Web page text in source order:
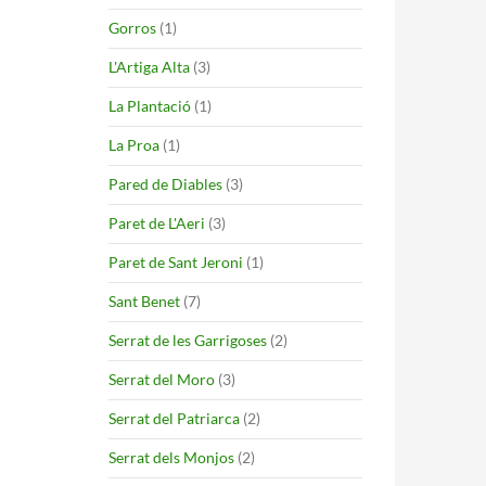
Gorros (1)
L'Artiga Alta (3)
La Plantació (1)
La Proa (1)
Pared de Diables (3)
Paret de L'Aeri (3)
Paret de Sant Jeroni (1)
Sant Benet (7)
Serrat de les Garrigoses (2)
Serrat del Moro (3)
Serrat del Patriarca (2)
Serrat dels Monjos (2)